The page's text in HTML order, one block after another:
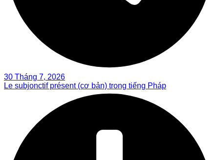
30 Tháng 7, 2026
Le subjonctif présent (cơ bản) trong tiếng Pháp